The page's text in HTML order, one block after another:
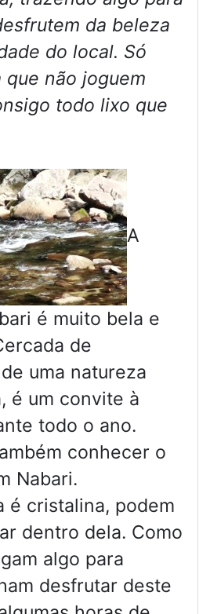
da beleza
do local. Só
que não joguem
todo lixo que
A
é muito bela e
de
uma natureza
é um convite à
todo o ano.
conhecer o
Nabari.
é cristalina, podem
dentro dela. Como
algo para
desfrutar deste